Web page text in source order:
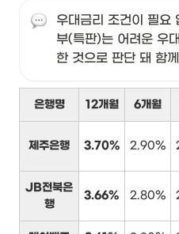
우대금리 조건이 필요
부(특판)는 어려운 우
한 것으로 판단 돼 함
은행명 12개월 6개월
제주은행 3.70% 2.90%
JB전북은
행
3.66% 2.80%